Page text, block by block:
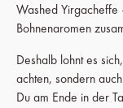
Washed Yirgacheffe
Bohnenaromen
Deshalb lohnt es
achten, sondern
Du am Ende in der